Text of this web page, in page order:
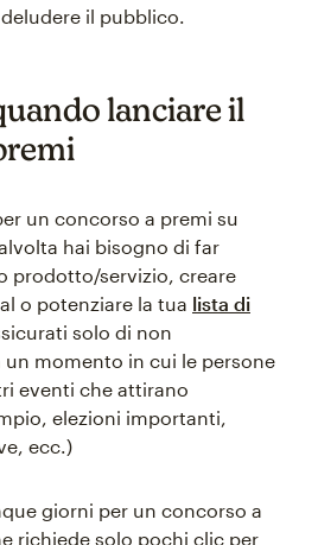
il pubblico.
lanciare il
un concorso a premi su
hai bisogno di far
prodotto/servizio, creare
o potenziare la tua lista di
solo di non
momento in cui le persone
eventi che attirano
elezioni importanti,
ecc.)
giorni per un concorso a
richiede solo pochi clic per